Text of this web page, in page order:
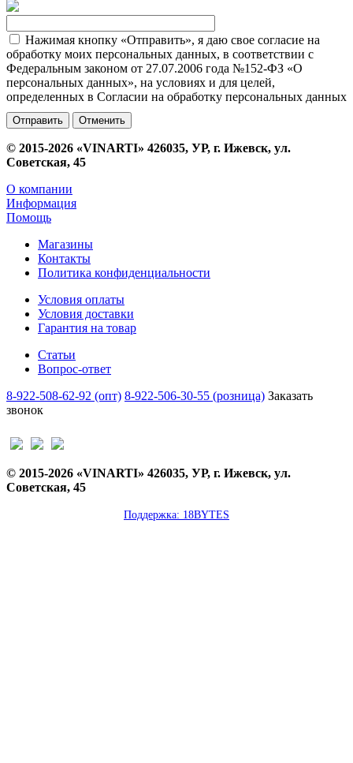
Нажимая кнопку «Отправить», я даю свое согласие на
обработку моих персональных данных, в соответствии с
Федеральным законом от 27.07.2006 года №152-ФЗ «О
персональных данных», на условиях и для целей,
определенных в Согласии на обработку персональных данных
Отменить
© 2015-2026 «VINARTI» 426035, УР, г. Ижевск, ул.
Советская, 45
О компании
Информация
Помощь
Магазины
Контакты
Политика конфиденциальности
Условия оплаты
Условия доставки
Гарантия на товар
Статьи
Вопрос-ответ
8-922-508-62-92 (опт) 8-922-506-30-55 (розница) Заказать
звонок
© 2015-2026 «VINARTI» 426035, УР, г. Ижевск, ул.
Советская, 45
Поддержка: 18BYTES